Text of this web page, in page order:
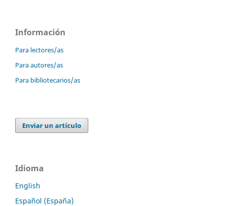
Información
Para lectores/as
Para autores/as
Para bibliotecarios/as
Enviar un artículo
Idioma
English
Español (España)